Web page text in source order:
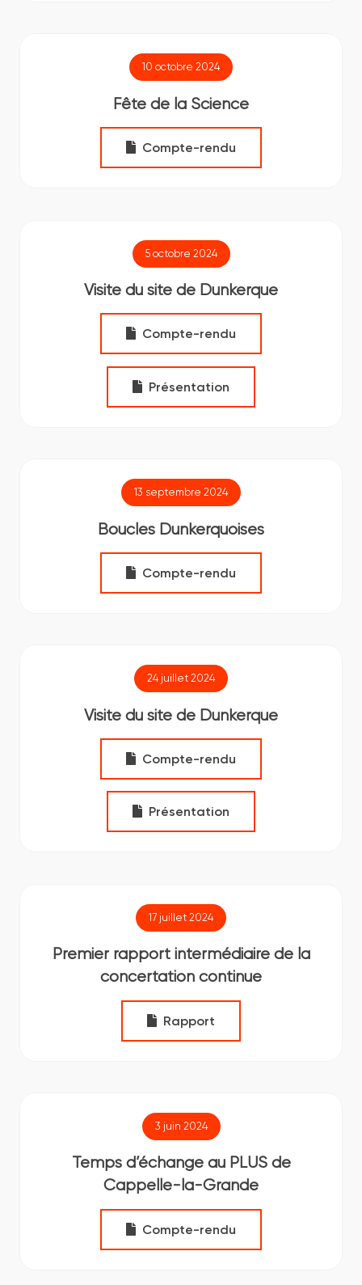
10 octobre 2024
Fête de la Science
Compte-rendu
5 octobre 2024
Visite du site de Dunkerque
Compte-rendu
Présentation
13 septembre 2024
Boucles Dunkerquoises
Compte-rendu
24 juillet 2024
Visite du site de Dunkerque
Compte-rendu
Présentation
17 juillet 2024
Premier rapport intermédiaire de la
concertation continue
Rapport
3 juin 2024
Temps d’échange au PLUS de
Cappelle-la-Grande
Compte-rendu